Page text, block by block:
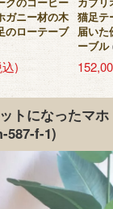
ガニー材の木
のローテーブ
)
猫足テ
届いた
ーブル
トになったマホ
587-f-1)